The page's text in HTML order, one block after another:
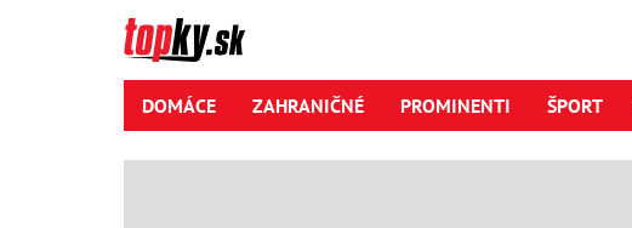
DOMÁCE ZAHRANIČNÉ PROMINENTI ŠPORT